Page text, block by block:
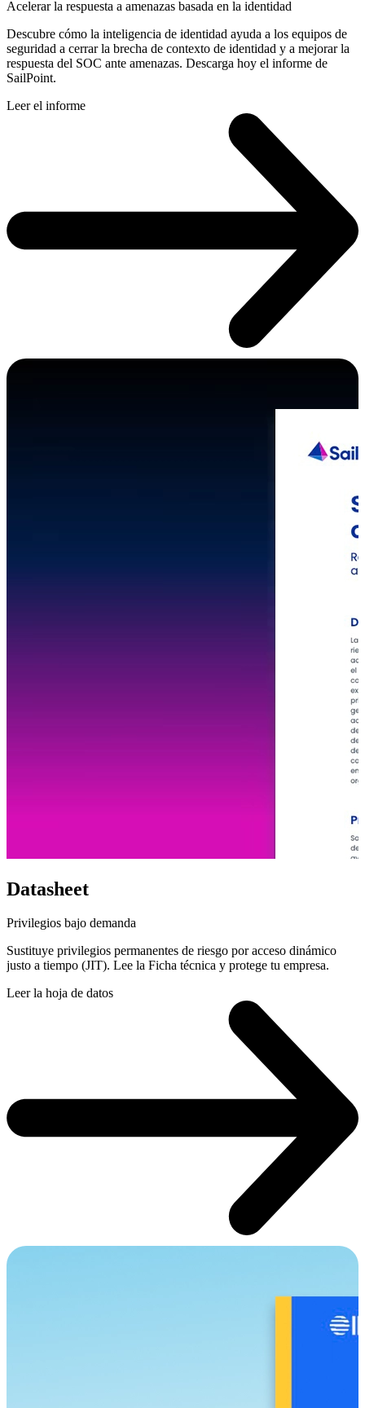
Acelerar la respuesta a amenazas basada en la identidad
Descubre cómo la inteligencia de identidad ayuda a los equipos de
seguridad a cerrar la brecha de contexto de identidad y a mejorar la
respuesta del SOC ante amenazas. Descarga hoy el informe de
SailPoint.
Leer el informe
Datasheet
Privilegios bajo demanda
Sustituye privilegios permanentes de riesgo por acceso dinámico
justo a tiempo (JIT). Lee la Ficha técnica y protege tu empresa.
Leer la hoja de datos